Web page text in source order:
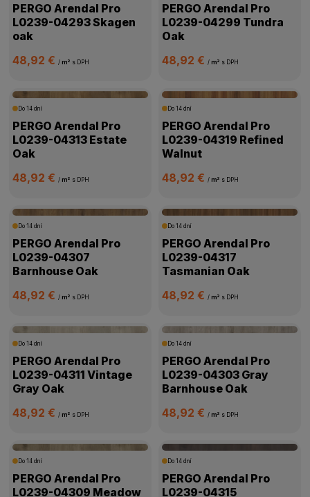
PERGO Arendal Pro
L0239-04293 Skagen
oak
48,92 €/ m² s DPH
PERGO Arendal Pro
L0239-04299 Tundra
Oak
48,92 € / m² s DPH
Do 14 dní
PERGO Arendal Pro
L0239-04313 Estate
Oak
48,92 €/ m² s DPH
Do 14 dní
PERGO Arendal Pro
L0239-04319 Refined
Walnut
48,92 € / m² s DPH
Do 14 dní
PERGO Arendal Pro
L0239-04307
Barnhouse Oak
48,92 €/ m² s DPH
Do 14 dní
PERGO Arendal Pro
L0239-04317
Tasmanian Oak
48,92 € / m² s DPH
Do 14 dní
PERGO Arendal Pro
L0239-04311 Vintage
Gray Oak
48,92 €/ m² s DPH
Do 14 dní
PERGO Arendal Pro
L0239-04303 Gray
Barnhouse Oak
48,92 € / m² s DPH
Do 14 dní
PERGO Arendal Pro
L0239-04309 Meadow
Do 14 dní
PERGO Arendal Pro
L0239-04315